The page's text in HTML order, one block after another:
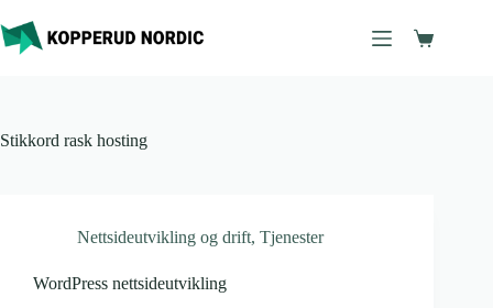
til
innholdet
Stikkord rask hosting
Nettsideutvikling og drift, Tjenester
WordPress nettsideutvikling